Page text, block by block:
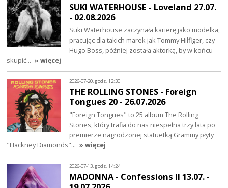
SUKI WATERHOUSE - Loveland 27.07.
- 02.08.2026
Suki Waterhouse zaczynała karierę jako modelka,
pracując dla takich marek jak Tommy Hilfiger, czy
Hugo Boss, później została aktorką, by w końcu
skupić… » więcej
2026-07-20, godz. 12:30
THE ROLLING STONES - Foreign
Tongues 20 - 26.07.2026
"Foreign Tongues" to 25 album The Rolling
Stones, który trafia do nas niespełna trzy lata po
premierze nagrodzonej statuetką Grammy płyty
"Hackney Diamonds"… » więcej
2026-07-13, godz. 14:24
MADONNA - Confessions II 13.07. -